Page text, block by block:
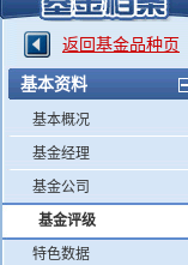
返回基金品种页
基本资料
基本概况
基金经理
基金公司
基金评级
特色数据